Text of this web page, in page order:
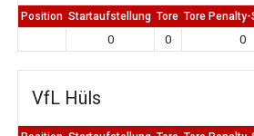
Position Startaufstellung Tore Tore
0 0 0
VfL Hüls